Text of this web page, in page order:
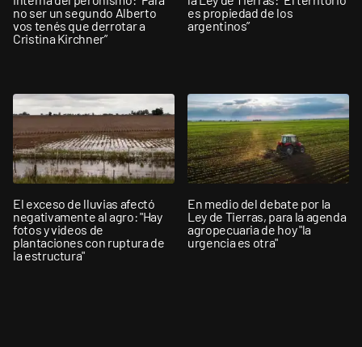
no ser un segundo Alberto
vos tenés que derrotar a
Cristina Kirchner”
es propiedad de los
argentinos”
El exceso de lluvias afectó
negativamente al agro: "Hay
fotos y videos de
plantaciones con ruptura de
la estructura"
En medio del debate por la
Ley de Tierras, para la agenda
agropecuaria de hoy "la
urgencia es otra"